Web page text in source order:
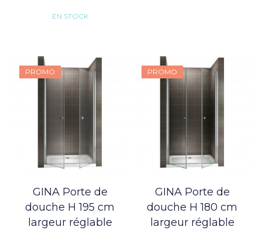
EN STOCK
PROMO
GINA Porte de
douche H 195 cm
largeur réglable
PROMO
GINA Porte de
douche H 180 cm
largeur réglable